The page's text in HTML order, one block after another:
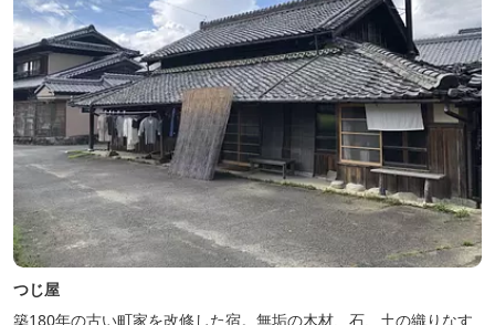
つじ屋
築180年の古い町家を改修した宿。無垢の木材、石、土の織りなす